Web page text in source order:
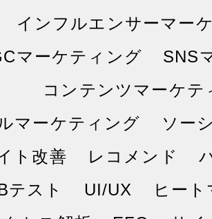
インフルエンサーマー
マーケティング
SNS
コンテンツマーケテ
マーケティング
ソー
ト改善
レコメンド
テスト
UI/UX
ヒー